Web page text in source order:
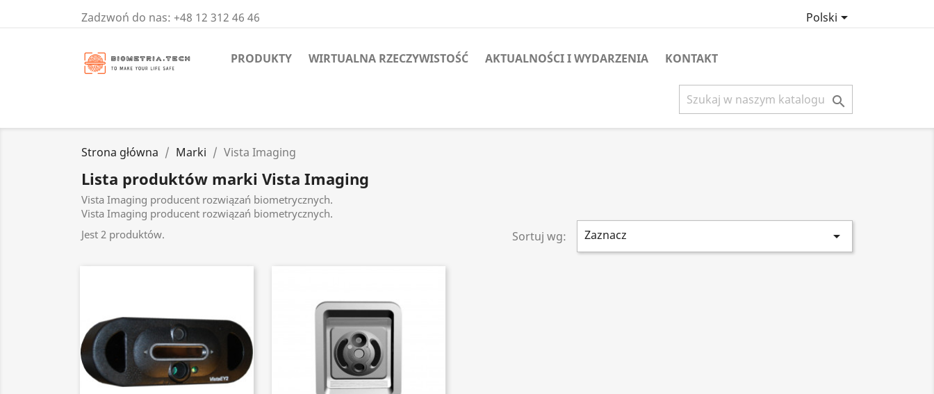
Zadzwoń do nas: +48 12 312 46 46 Polski
PRODUKTY WIRTUALNA RZECZYWISTOŚĆ AKTUALNOŚCI I WYDARZENIA KONTAKT

Strona główna Marki Vista Imaging
Lista produktów marki Vista Imaging
Vista Imaging producent rozwiązań biometrycznych.
Vista Imaging producent rozwiązań biometrycznych.
Jest 2 produktów.
Sortuj wg: Zaznacz 